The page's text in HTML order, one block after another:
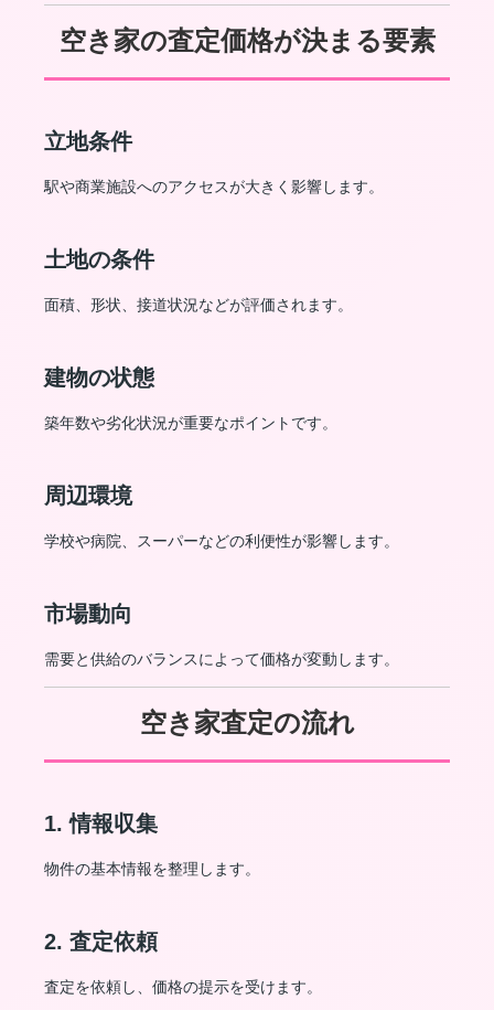
空き家の査定価格が決まる要素
立地条件
駅や商業施設へのアクセスが大きく影響します。
土地の条件
面積、形状、接道状況などが評価されます。
建物の状態
築年数や劣化状況が重要なポイントです。
周辺環境
学校や病院、スーパーなどの利便性が影響します。
市場動向
需要と供給のバランスによって価格が変動します。
空き家査定の流れ
1. 情報収集
物件の基本情報を整理します。
2. 査定依頼
査定を依頼し、価格の提示を受けます。